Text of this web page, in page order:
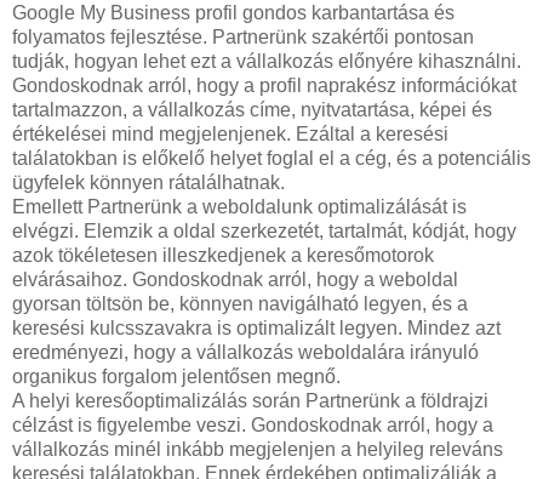
Google My Business profil gondos karbantartása és
folyamatos fejlesztése. Partnerünk szakértői pontosan
tudják, hogyan lehet ezt a vállalkozás előnyére kihasználni.
Gondoskodnak arról, hogy a profil naprakész információkat
tartalmazzon, a vállalkozás címe, nyitvatartása, képei és
értékelései mind megjelenjenek. Ezáltal a keresési
találatokban is előkelő helyet foglal el a cég, és a potenciális
ügyfelek könnyen rátalálhatnak.
Emellett Partnerünk a weboldalunk optimalizálását is
elvégzi. Elemzik a oldal szerkezetét, tartalmát, kódját, hogy
azok tökéletesen illeszkedjenek a keresőmotorok
elvárásaihoz. Gondoskodnak arról, hogy a weboldal
gyorsan töltsön be, könnyen navigálható legyen, és a
keresési kulcsszavakra is optimalizált legyen. Mindez azt
eredményezi, hogy a vállalkozás weboldalára irányuló
organikus forgalom jelentősen megnő.
A helyi keresőoptimalizálás során Partnerünk a földrajzi
célzást is figyelembe veszi. Gondoskodnak arról, hogy a
vállalkozás minél inkább megjelenjen a helyileg releváns
keresési találatokban. Ennek érdekében optimalizálják a